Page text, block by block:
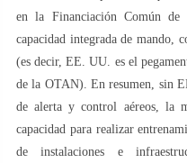
en la Financiación Común
capacidad integrada de
(es decir, EE. UU. es el
de la OTAN). En resumen, sin
de alerta y control aéreos, la
capacidad para realizar
de instalaciones e